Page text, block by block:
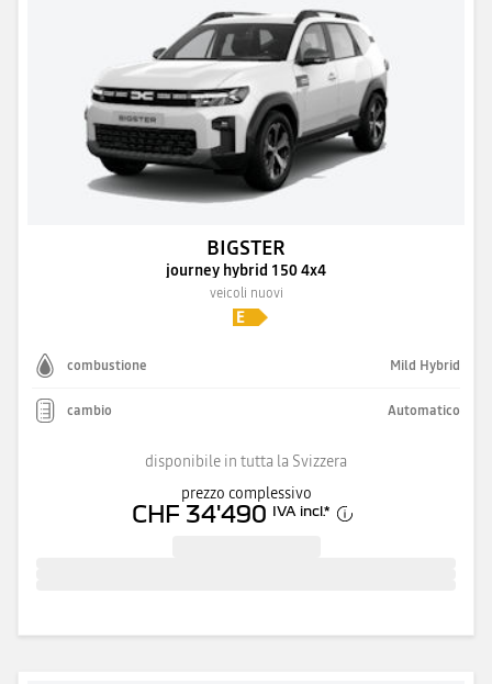
BIGSTER
journey hybrid 150 4x4
veicoli nuovi
combustione Mild Hybrid
cambio Automatico
disponibile in tutta la Svizzera
prezzo complessivo
CHF 34'490 IVA incl.*